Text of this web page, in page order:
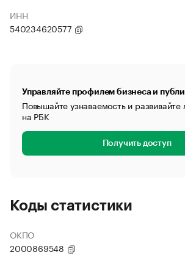
ИНН
540234620577
Управляйте профилем бизнеса и
Повышайте узнаваемость и
на РБК
Получить доступ
Коды статистики
ОКПО
2000869548